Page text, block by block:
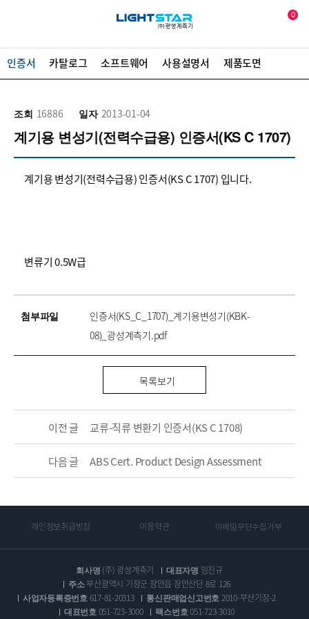
0
인증서 카탈로그 소프트웨어 사용설명서 제품도면
조회 16886 일자 2013-01-04
계기용 변성기(전력수급용) 인증서(KS C 1707)
계기용 변성기(전력수급용) 인증서(KS C 1707) 입니다.
변류기 0.5W급
첨부파일
인증서(KS_C_1707)_계기용변성기(KBK-
08)_광성계측기.pdf
목록보기
이전 글 교류-직류 변환기 인증서(KS C 1708)
다음 글 ABS Cert. Product Design Assessment
개인정보취급방침 이용약관 이메일무단수집거부
회사명 (주) 광성계측기 대표자명 임진규
주소부산광역시 기장군 장안읍 장안산단 8로 126
사업자등록증번호 617-81-20313 통신판매업신고번호 2010-부산기장-2
대표번호 051-723-3000 팩스번호051-723-3010